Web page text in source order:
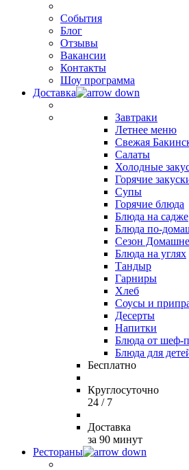
События
Блог
Отзывы
Вакансии
Контакты
Шоу программа
Доставка
Завтраки
Летнее меню
Свежая
Салаты
Холодные
Горячие
Супы
Горячие блюда
Блюда на садже
Блюда по-
Сезон
Блюда на углях
Тандыр
Гарниры
Хлеб
Соусы и
Десерты
Напитки
Блюда от шеф-
Блюда для
Бесплатно
Круглосуточно
24 / 7
Доставка
за 90 минут
Рестораны